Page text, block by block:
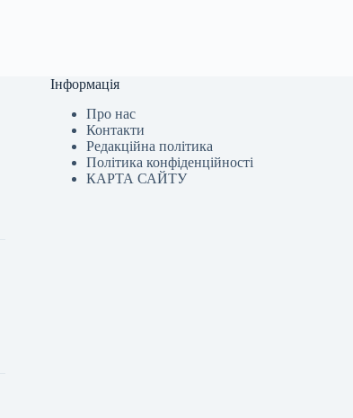
Інформація
Про нас
Контакти
Редакційна політика
Політика конфіденційності
КАРТА САЙТУ